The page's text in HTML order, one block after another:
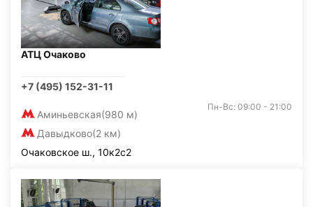
АТЦ Очаково
+7 (495) 152-31-11
Аминьевская(980 м)
Давыдково(2 км)
Пн-Вс: 09:00 - 21:00
Очаковское ш., 10к2с2